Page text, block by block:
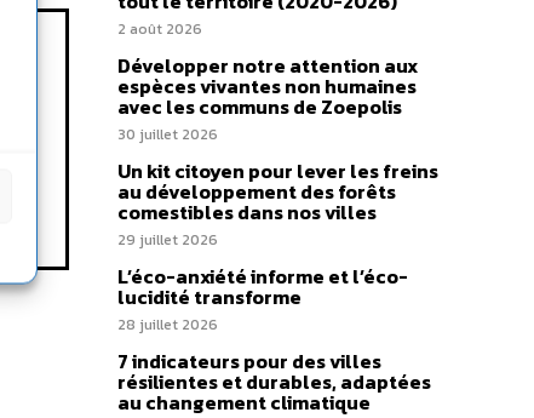
2 août 2026
Développer notre attention aux
espèces vivantes non humaines
avec les communs de Zoepolis
30 juillet 2026
Un kit citoyen pour lever les freins
au développement des forêts
comestibles dans nos villes
29 juillet 2026
L’éco-anxiété informe et l’éco-
lucidité transforme
28 juillet 2026
7 indicateurs pour des villes
résilientes et durables, adaptées
au changement climatique